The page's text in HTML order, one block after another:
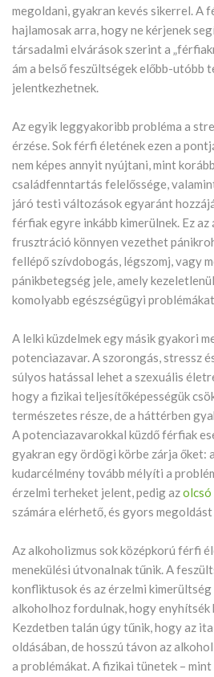
megoldani, gyakran kevés sikerrel. A
hajlamosak arra, hogy ne kérjenek
társadalmi elvárások szerint a
ám a belső feszültségek előbb-utóbb
jelentkezhetnek.
Az egyik leggyakoribb probléma a
érzése. Sok férfi életének ezen a
nem képes annyit nyújtani, mint
családfenntartás felelőssége,
járó testi változások egyaránt
férfiak egyre inkább kimerülnek. Ez
frusztráció könnyen vezethet
fellépő szívdobogás, légszomj, vagy
pánikbetegség jele, amely
komolyabb egészségügyi
A lelki küzdelmek egy másik gyakori
potenciazavar. A szorongás, stressz
súlyos hatással lehet a szexuális
hogy a fizikai teljesítőképességük
természetes része, de a háttérben
A potenciazavarokkal küzdő férfiak
gyakran egy ördögi körbe zárja őket:
kudarcélmény tovább mélyíti a
érzelmi terheket jelent, pedig azolcsó
számára elérhető, és gyors
Az alkoholizmus sok középkorú férfi
menekülési útvonalnak tűnik. A
konfliktusok és az érzelmi
alkoholhoz fordulnak, hogy enyhítsék
Kezdetben talán úgy tűnik, hogy az
oldásában, de hosszú távon az
a problémákat. A fizikai tünetek –